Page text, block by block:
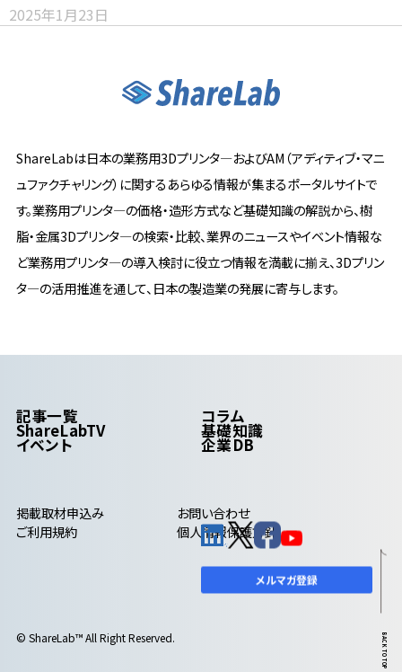
2025年1月23日
ShareLabは日本の業務用3Dプリンタ―およびAM（アディティブ・マニ
ュファクチャリング）に関するあらゆる情報が集まるポータルサイトで
す。業務用プリンタ―の価格・造形方式など基礎知識の解説から、樹
脂・金属3Dプリンタ―の検索・比較、業界のニュースやイベント情報な
ど業務用プリンタ―の導入検討に役立つ情報を満載に揃え、3Dプリン
タ―の活用推進を通して、日本の製造業の発展に寄与します。
記事一覧 コラム
ShareLabTV 基礎知識
イベント 企業DB
メルマガ登録
© ShareLab™ All Right Reserved.
掲載取材申込み
お問い合わせ
ご利用規約
個人情報保護方針
BACK TO TOP